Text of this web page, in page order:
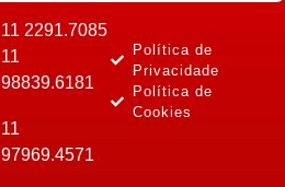
11 2291.7085
11
98839.6181
11
97969.4571
Política de
Privacidade
Política de
Cookies